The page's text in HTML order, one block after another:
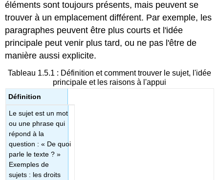
et
attribution
Contenu
sous
licence
CC :
éléments sont toujours présents, mais peuvent se
trouver à un emplacement différent. Par exemple, les
paragraphes peuvent être plus courts et l'idée
principale peut venir plus tard, ou ne pas l'être de
manière aussi explicite.
Tableau 1.5.1 : Définition et comment trouver le sujet, l'idée
principale et les raisons à l'appui
Définition
Le sujet est un mot
ou une phrase qui
répond à la
question : « De quoi
parle le texte ? »
Exemples de
sujets : les droits